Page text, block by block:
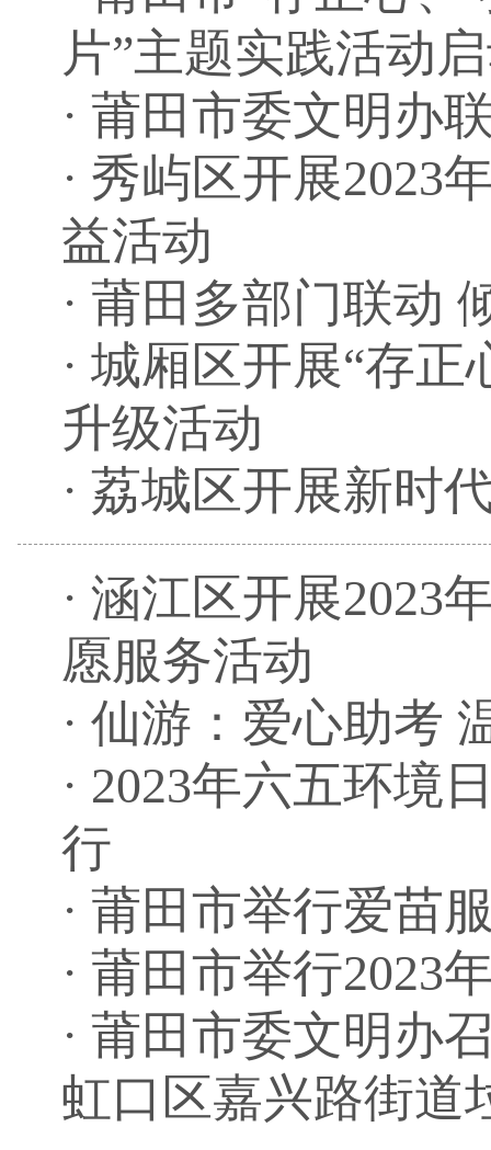
片”主题实践活动
· 莆田市委文明办
· 秀屿区开展2023
益活动
· 莆田多部门联动
· 城厢区开展“存正
升级活动
· 荔城区开展新时
· 涵江区开展2023
愿服务活动
· 仙游：爱心助考
· 2023年六五环境
行
· 莆田市举行爱苗
· 莆田市举行2023
· 莆田市委文明办
虹口区嘉兴路街道